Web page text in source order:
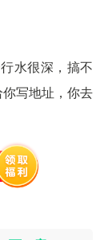
水很深，搞不
写地址，你去